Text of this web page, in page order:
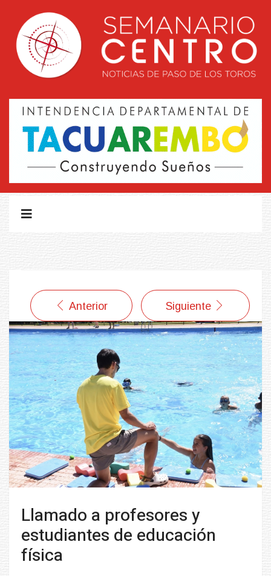
Anterior Siguiente
Llamado a profesores y
estudiantes de educación
física